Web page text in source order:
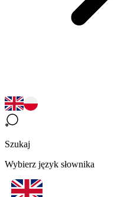
Szukaj
Wybierz język słownika